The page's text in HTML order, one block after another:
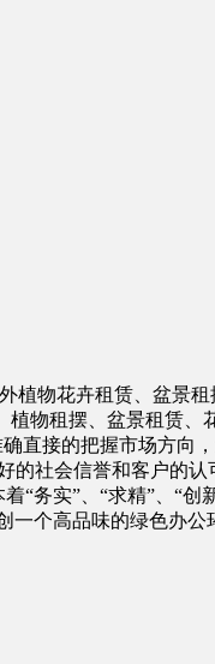
植物花卉租赁、盆景
物租摆、盆景租赁、
直接的把握市场方向
的社会信誉和客户的
务实”、“求精”、“创
个高品味的绿色办公